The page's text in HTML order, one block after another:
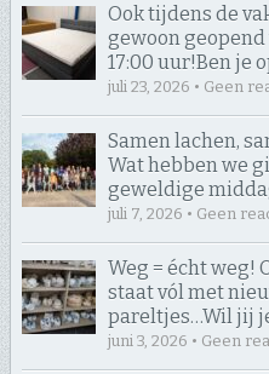
Ook tijdens de
gewoon geopend
17:00 uur! ​Ben je
juli 23, 2026 • Geen
Samen lachen,
Wat hebben we
geweldige
juli 7, 2026 • Geen
Weg = écht weg!
staat vól met
pareltjes… ​Wil jij
juni 3, 2026 • Geen